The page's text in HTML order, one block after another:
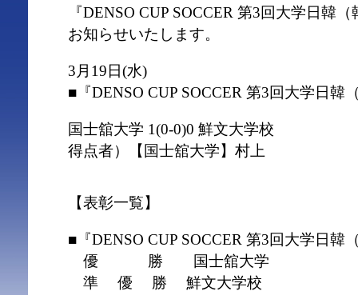
『DENSO CUP SOCCER 第3回大学日韓
お知らせいたします。
3月19日(水)
■『DENSO CUP SOCCER 第3回大学日韓
国士舘大学 1(0-0)0 鮮文大学校
得点者）【国士舘大学】村上
【表彰一覧】
■『DENSO CUP SOCCER 第3回大学日韓
優 勝 国士舘大学
準 優 勝 鮮文大学校